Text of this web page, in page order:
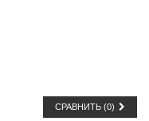
СРАВНИТЬ (0)